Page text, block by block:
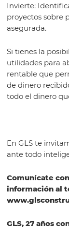
Invierte:
proyectos sobre
asegurada.
Si tienes la
utilidades para
rentable que
de dinero
todo el dinero
En GLS te
ante todo
Comunícate
información al
GLS, 27 años